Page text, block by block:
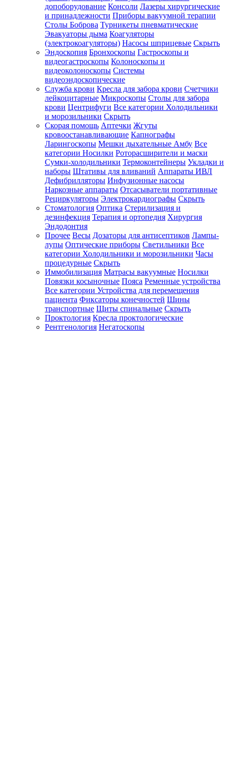
допоборудование Консоли Лазеры хирургические
и принадлежности Приборы вакуумной терапии
Столы Боброва Турникеты пневматические
Эвакуаторы дыма Коагуляторы
(электрокоагуляторы) Насосы шприцевые Скрыть
Эндоскопия Бронхоскопы Гастроскопы и
видеогастроскопы Колоноскопы и
видеоколоноскопы Системы
видеоэндоскопические
Служба крови Кресла для забора крови Счетчики
лейкоцитарные Микроскопы Столы для забора
крови Центрифуги Все категории Холодильники
и морозильники Скрыть
Скорая помощь Аптечки Жгуты
кровоостанавливающие Капнографы
Ларингоскопы Мешки дыхательные Амбу Все
категории Носилки Роторасширители и маски
Сумки-холодильники Термоконтейнеры Укладки и
наборы Штативы для вливаний Аппараты ИВЛ
Дефибрилляторы Инфузионные насосы
Наркозные аппараты Отсасыватели портативные
Рециркуляторы Электрокардиографы Скрыть
Стоматология Оптика Стерилизация и
дезинфекция Терапия и ортопедия Хирургия
Эндодонтия
Прочее Весы Дозаторы для антисептиков Лампы-
лупы Оптические приборы Светильники Все
категории Холодильники и морозильники Часы
процедурные Скрыть
Иммобилизация Матрасы вакуумные Носилки
Повязки косыночные Пояса Ременные устройства
Все категории Устройства для перемещения
пациента Фиксаторы конечностей Шины
транспортные Щиты спинальные Скрыть
Проктология Кресла проктологические
Рентгенология Негатоскопы